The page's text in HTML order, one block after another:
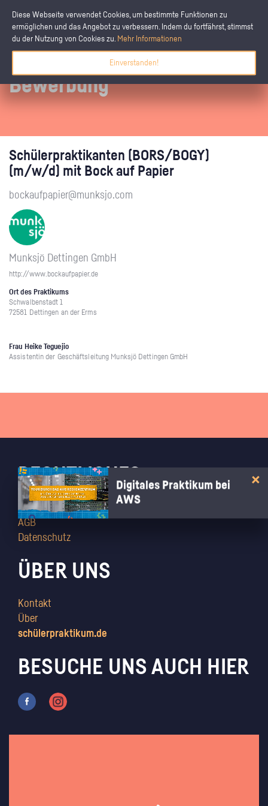
Diese Webseite verwendet Cookies, um bestimmte Funktionen zu
ermöglichen und das Angebot zu verbessern. Indem du fortfährst, stimmst
du der Nutzung von Cookies zu. Mehr Informationen
Einverstanden!
Bewerbung
Schülerpraktikanten (BORS/BOGY)
(m/w/d) mit Bock auf Papier
bockaufpapier@munksjo.com
Munksjö Dettingen GmbH
http://www.bockaufpapier.de
Ort des Praktikums
Schwalbenstadt 1
72581 Dettingen an der Erms
Frau Heike Teguejio
Assistentin der Geschäftsleitung Munksjö Dettingen GmbH
Digitales Praktikum bei
AWS
RECHTLICHES
Impressum
AGB
Datenschutz
ÜBER UNS
Kontakt
Über
schülerpraktikum.de
BESUCHE UNS AUCH HIER